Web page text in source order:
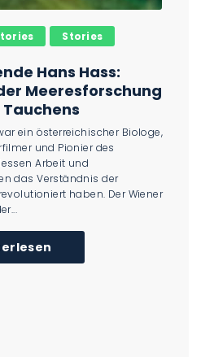
Stories
Hans Hass:
Meeresforschung
ein österreichischer Biologe,
und Pionier des
Arbeit und
das Verständnis der
haben. Der Wiener